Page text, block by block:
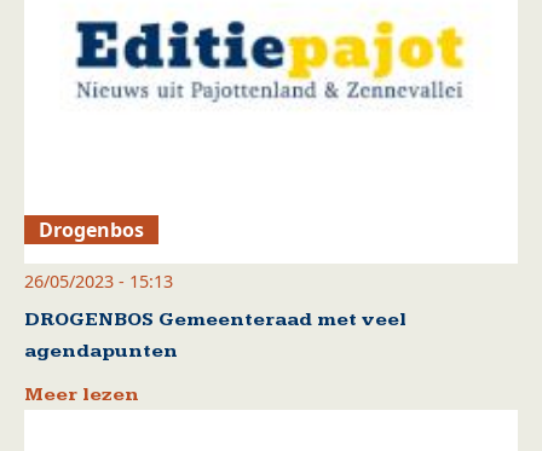
Drogenbos
26/05/2023 - 15:13
DROGENBOS Gemeenteraad met veel
agendapunten
Meer lezen